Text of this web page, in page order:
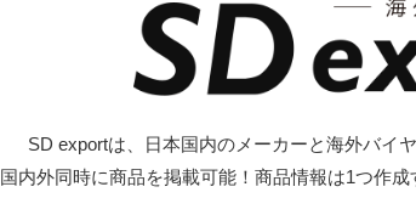
SD exportは、日本国内のメーカーと海外バイ
国内外同時に商品を掲載可能！商品情報は1つ作